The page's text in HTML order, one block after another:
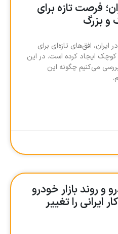
فرصت تازه برای
بزرگ
افق‌های تازه‌ای برای
ایجاد کرده است. در این
می‌کنیم چگونه این
و روند بازار خودرو
را تغییر